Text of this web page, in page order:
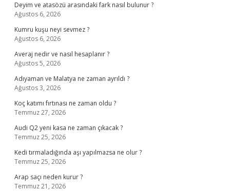
Deyim ve atasözü arasındaki fark nasıl bulunur ?
Ağustos 6, 2026
Kumru kuşu neyi sevmez ?
Ağustos 6, 2026
Averaj nedir ve nasıl hesaplanır ?
Ağustos 5, 2026
Adıyaman ve Malatya ne zaman ayrıldı ?
Ağustos 3, 2026
Koç katımı fırtınası ne zaman oldu ?
Temmuz 27, 2026
Audi Q2 yeni kasa ne zaman çıkacak ?
Temmuz 25, 2026
Kedi tırmaladığında aşı yapılmazsa ne olur ?
Temmuz 25, 2026
Arap saçı neden kurur ?
Temmuz 21, 2026